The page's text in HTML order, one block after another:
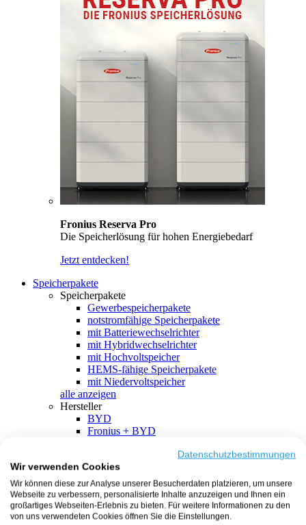
Fronius Reserva Pro
Die Speicherlösung für hohen Energiebedarf
Jetzt entdecken!
Speicherpakete
Speicherpakete
Gewerbespeicherpakete
notstromfähige Speicherpakete
mit Batteriewechselrichter
mit Hybridwechselrichter
mit Hochvoltspeicher
HEMS-fähige Speicherpakete
mit Niedervoltspeicher
alle anzeigen
Hersteller
BYD
Fronius + BYD
SMA + BYD
EcoFlow
EcoFlow + EcoFlow
FENECON
FENECON + FENECON
Datenschutzbestimmungen
Wir verwenden Cookies
Wir können diese zur Analyse unserer Besucherdaten platzieren, um unsere
Webseite zu verbessern, personalisierte Inhalte anzuzeigen und Ihnen ein
großartiges Webseiten-Erlebnis zu bieten. Für weitere Informationen zu den
von uns verwendeten Cookies öffnen Sie die Einstellungen.